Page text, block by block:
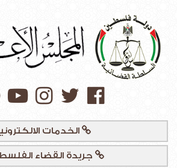
الخدمات
جريدة القضاء